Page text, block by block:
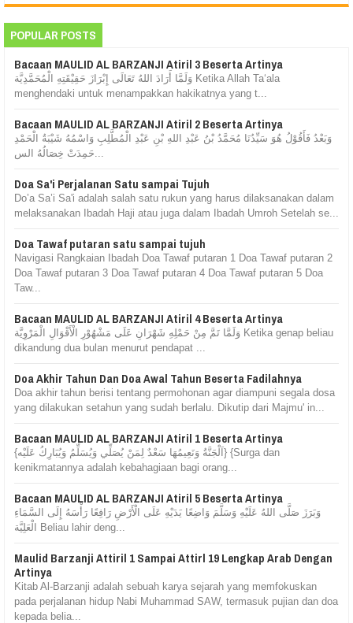
POPULAR POSTS
Bacaan MAULID AL BARZANJI Atiril 3 Beserta Artinya
وَلَمَّا أَرَادَ اللهُ تَعَالَى إِبْرَازَ حَقِيْقَتِهِ الْمُحَمَّدِيَّة Ketika Allah Ta‘ala
menghendaki untuk menampakkan hakikatnya yang t...
Bacaan MAULID AL BARZANJI Atiril 2 Beserta Artinya
وَبَعْدُ فَأَقُوْلُ هُوَ سَيِّدُنَا مُحَمَّدُ بْنُ عَبْدِ اللهِ بْنِ عَبْدِ الْمُطَّلِبِ وَاسْمُهُ شَيْبَةُ الْحَمْدِ
Doa Sa'i Perjalanan Satu sampai Tujuh
Do’a Sa’i Sa'i adalah salah satu rukun yang harus dilaksanakan dalam
melaksanakan Ibadah Haji atau juga dalam Ibadah Umroh Setelah se...
Doa Tawaf putaran satu sampai tujuh
Navigasi Rangkaian Ibadah Doa Tawaf putaran 1 Doa Tawaf putaran 2
Doa Tawaf putaran 3 Doa Tawaf putaran 4 Doa Tawaf putaran 5 Doa
Taw...
Bacaan MAULID AL BARZANJI Atiril 4 Beserta Artinya
وَلَمَّا تَمَّ مِنْ حَمْلِهِ شَهْرَانِ عَلَى مَشْهُوْرِ الْأَقْوَالِ الْمَرْوِيَّة Ketika genap beliau
dikandung dua bulan menurut pendapat ...
Doa Akhir Tahun Dan Doa Awal Tahun Beserta Fadilahnya
Doa akhir tahun berisi tentang permohonan agar diampuni segala dosa
yang dilakukan setahun yang sudah berlalu. Dikutip dari Majmu' in...
Bacaan MAULID AL BARZANJI Atiril 1 Beserta Artinya
{اَلْجَنَّةُ وَنَعِيمُهَا سَعْدٌ لِمَنْ يُصَلِّي وَيُسَلِّمُ وَيُبَارِكُ عَلَيْه} {Surga dan
kenikmatannya adalah kebahagiaan bagi orang...
Bacaan MAULID AL BARZANJI Atiril 5 Beserta Artinya
وَبَرَزَ صَلَّى اللهُ عَلَيْهِ وَسَلَّمَ وَاضِعًا يَدَيْهِ عَلَى الْأَرْضِ رَافِعًا رَأْسَهُ إِلَى السَّمَاءِ
الْعَلِيَّة Beliau lahir deng...
Maulid Barzanji Attiril 1 Sampai Attirl 19 Lengkap Arab Dengan
Artinya
Kitab Al-Barzanji adalah sebuah karya sejarah yang memfokuskan
pada perjalanan hidup Nabi Muhammad SAW, termasuk pujian dan doa
kepada belia...